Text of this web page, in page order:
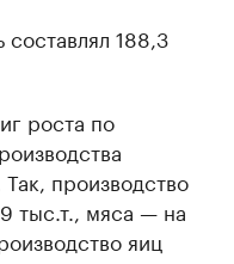
составлял 188,3
роста по
производство
тыс.т., мяса — на
яиц